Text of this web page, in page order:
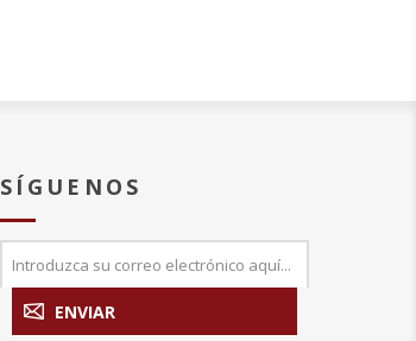
SÍGUENOS